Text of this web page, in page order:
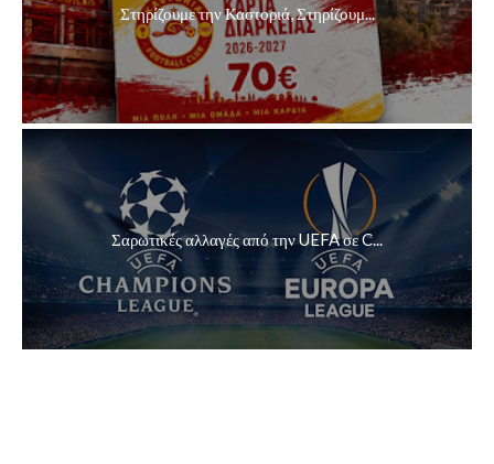
Στηρίζουμε την Καστοριά, Στηρίζουμ...
Σαρωτικές αλλαγές από την UEFA σε C...